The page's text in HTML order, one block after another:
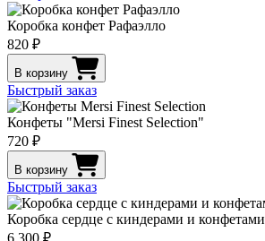
Коробка конфет Рафаэлло
820 ₽
В корзину
Быстрый заказ
Конфеты "Mersi Finest Selection"
720 ₽
В корзину
Быстрый заказ
Коробка сердце с киндерами и конфетами